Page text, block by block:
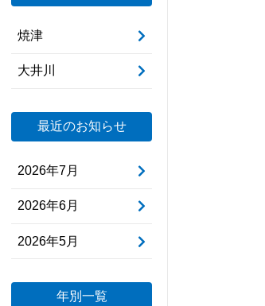
焼津
大井川
最近のお知らせ
2026年7月
2026年6月
2026年5月
年別一覧